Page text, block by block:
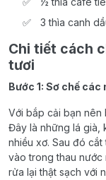
3 thìa canh
Chi tiết cách
tươi
Bước 1: Sơ chế các
Với bắp cải bạn nên
Đây là những lá già,
nhiều xơ. Sau đó
vào trong thau nước
rửa lại thật sạch với